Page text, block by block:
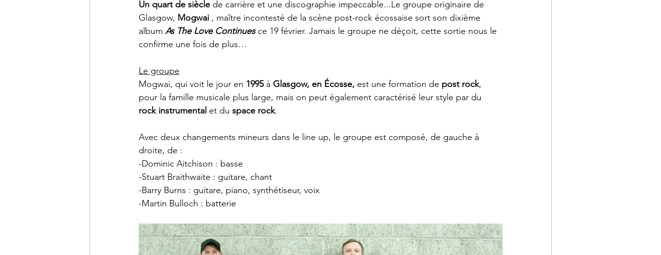
Un quart de siècle de carrière et une discographie impeccable...Le groupe originaire de
Glasgow, Mogwai , maître incontesté de la scène post-rock écossaise sort son dixième
album As The Love Continues ce 19 février. Jamais le groupe ne déçoit, cette sortie nous le
confirme une fois de plus…
Le groupe
Mogwai, qui voit le jour en 1995 à Glasgow, en Écosse, est une formation de post rock,
pour la famille musicale plus large, mais on peut également caractérisé leur style par du
rock instrumental et du space rock.
Avec deux changements mineurs dans le line up, le groupe est composé, de gauche à
droite, de :
-Dominic Aitchison : basse
-Stuart Braithwaite : guitare, chant
-Barry Burns : guitare, piano, synthétiseur, voix
-Martin Bulloch : batterie